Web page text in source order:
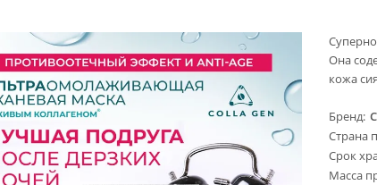
Она
кожа
Бренд
Страна
Срок
Масса